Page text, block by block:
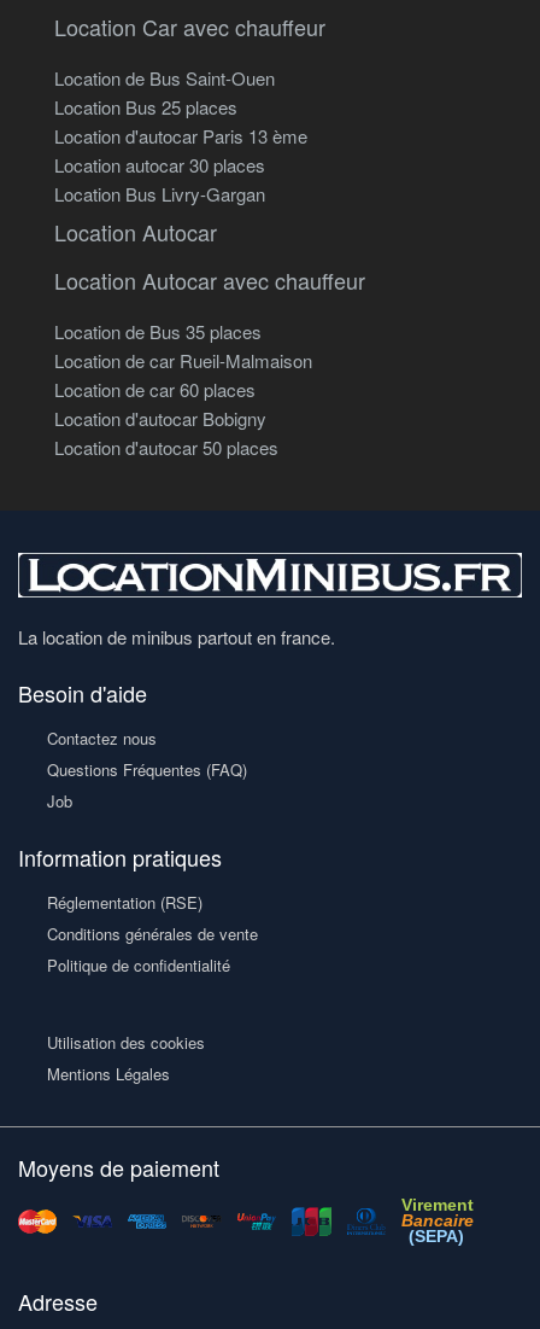
Location Car avec chauffeur
Location de Bus Saint-Ouen
Location Bus 25 places
Location d'autocar Paris 13 ème
Location autocar 30 places
Location Bus Livry-Gargan
Location Autocar
Location Autocar avec chauffeur
Location de Bus 35 places
Location de car Rueil-Malmaison
Location de car 60 places
Location d'autocar Bobigny
Location d'autocar 50 places
La location de minibus partout en france.
Besoin d'aide
Contactez nous
Questions Fréquentes (FAQ)
Job
Information pratiques
Réglementation (RSE)
Conditions générales de vente
Politique de confidentialité
Utilisation des cookies
Mentions Légales
Moyens de paiement
Virement
Bancaire
(SEPA)
Adresse